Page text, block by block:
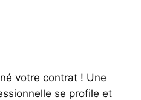
votre contrat ! Une
se profile et